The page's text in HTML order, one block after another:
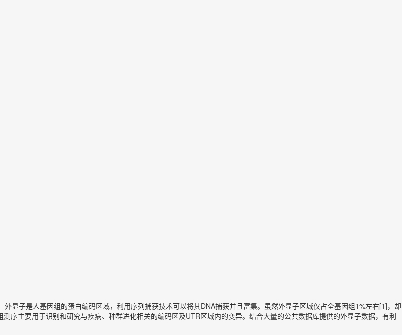
显子是人基因组的蛋白编码区域，利用序列捕获技术可以将其DNA捕获并且富集。虽然外显子区域仅占全基因组1%左右[1]，却
序主要用于识别和研究与疾病、种群进化相关的编码区及UTR区域内的变异。结合大量的公共数据库提供的外显子数据，有利